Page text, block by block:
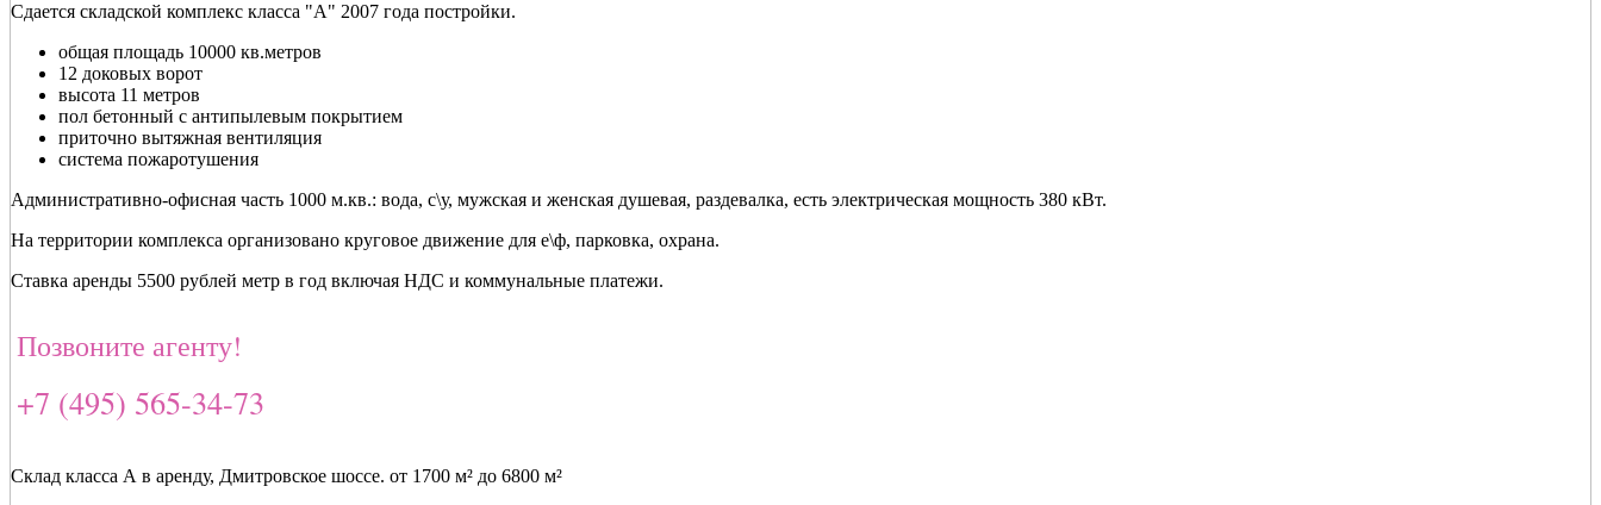
Сдается складской комплекс класса "А" 2007 года постройки.
общая площадь 10000 кв.метров
12 доковых ворот
высота 11 метров
пол бетонный с антипылевым покрытием
приточно вытяжная вентиляция
система пожаротушения
Административно-офисная часть 1000 м.кв.: вода, с\у, мужская и женская душевая, раздевалка, есть электрическая мощность 380 кВт.
На территории комплекса организовано круговое движение для е\ф, парковка, охрана.
Ставка аренды 5500 рублей метр в год включая НДС и коммунальные платежи.
Позвоните агенту!
+7 (495) 565-34-73
Склад класса А в аренду, Дмитровское шоссе. от 1700 м² до 6800 м²